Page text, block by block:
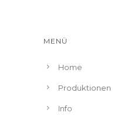
MENÜ
Home
Produktionen
Info